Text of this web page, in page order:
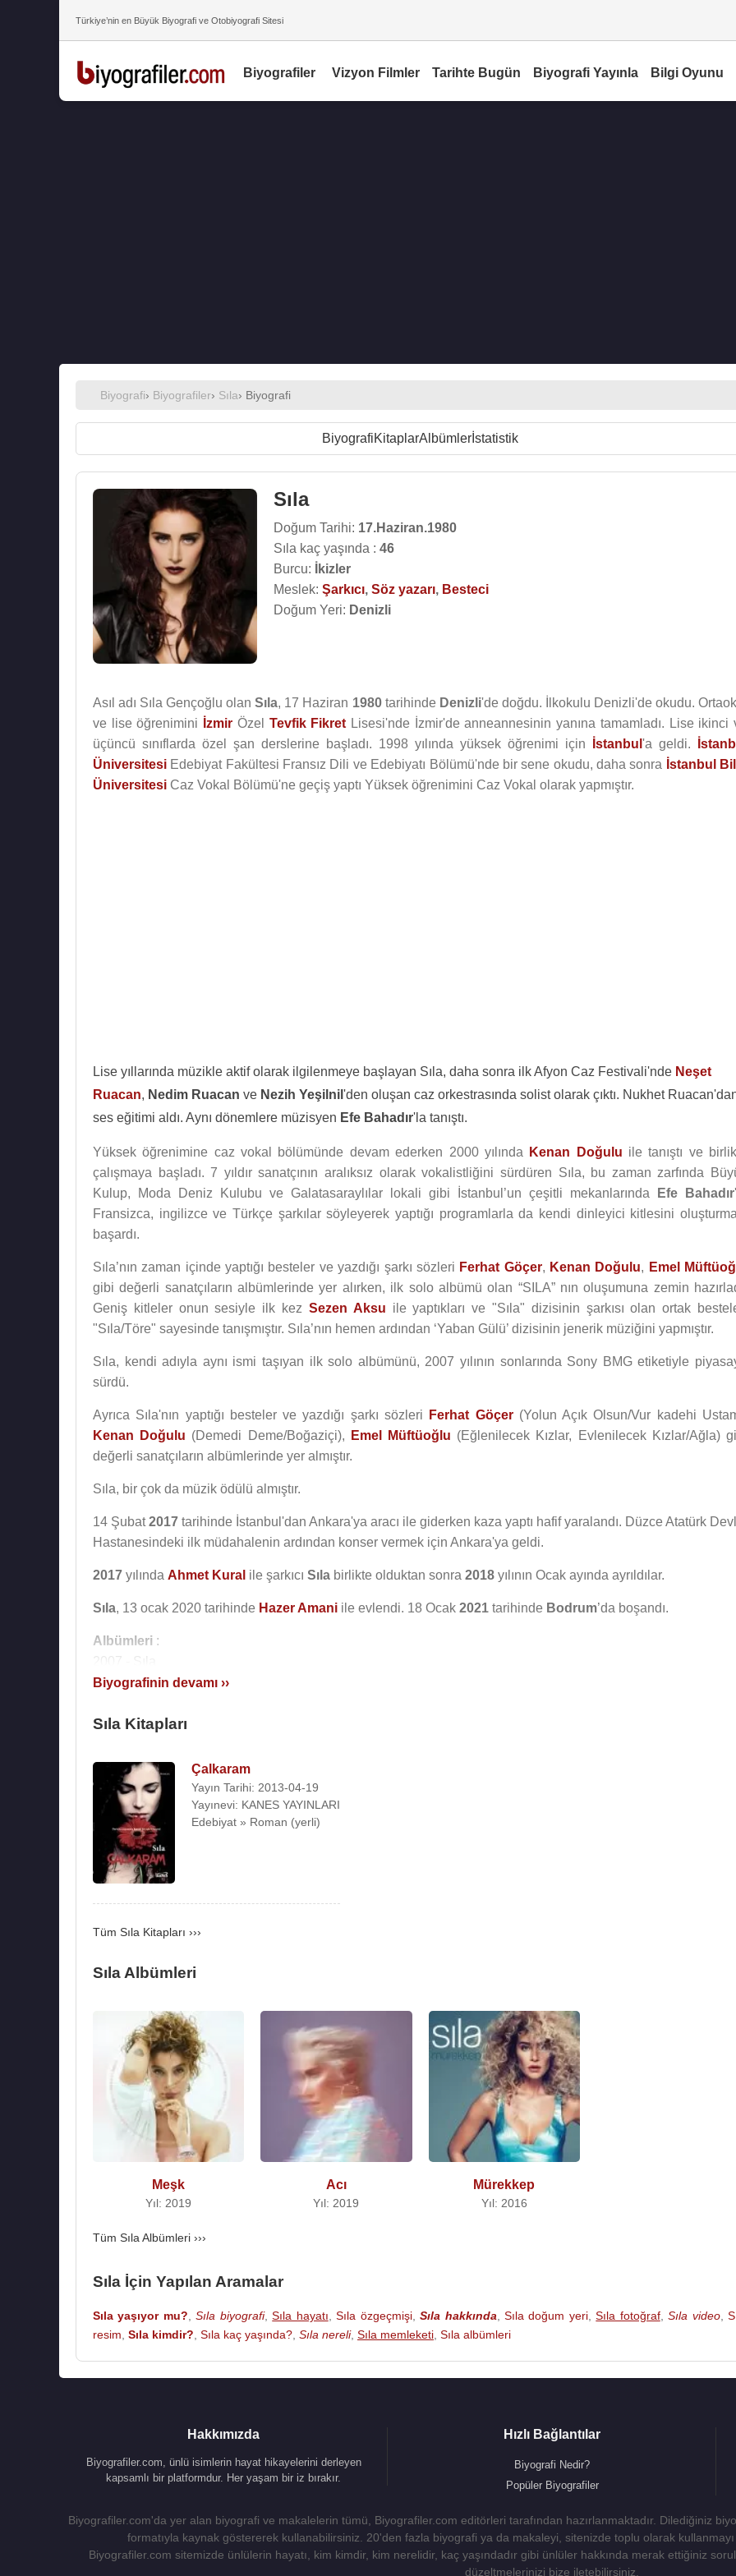
Türkiye’nin en Büyük Biyografi ve Otobiyografi Sitesi
Biyografiler Vizyon Filmler Tarihte Bugün Biyografi Yayınla Bilgi Oyunu
Biyografi› Biyografiler› Sıla› Biyografi
BiyografiKitaplarAlbümler İstatistik
Sıla
Doğum Tarihi: 17.Haziran.1980
Sıla kaç yaşında : 46
Burcu:
İkizler
Meslek: Şarkıcı, Söz yazarı, Besteci
Doğum Yeri: Denizli
Asıl adı Sıla Gençoğlu olanSıla, 17 Haziran 1980tarihinde Denizli'de doğdu. İlkokulu Denizli'de okudu.
ve lise öğrenimini
İzmir Özel Tevfik Fikret Lisesi'nde İzmir'de anneannesinin yanına tamamladı. Lise ikinci
üçüncü sınıflarda özel şan derslerine başladı. 1998 yılında yüksek öğrenimi için
İstanbul 'a geldi.
Üniversitesi Edebiyat Fakültesi Fransız Dili ve Edebiyatı Bölümü'nde bir sene okudu, daha sonra İstanbul
Üniversitesi Caz Vokal Bölümü'ne geçiş yaptı Yüksek öğrenimini Caz Vokal olarak yapmıştır.
Lise yıllarında müzikle aktif olarak ilgilenmeye başlayan Sıla, daha sonra ilk Afyon Caz Festivali'nde Neşet
Ruacan, Nedim Ruacan ve Nezih Yeşilnil 'den oluşan caz orkestrasında solist olarak çıktı. Nukhet
ses eğitimi aldı. Aynı dönemlere müzisyen Efe Bahadır'la tanıştı.
Yüksek öğrenimine caz vokal bölümünde devam ederken 2000 yılında Kenan Doğulu ile tanıştı ve
çalışmaya başladı. 7 yıldır sanatçının aralıksız olarak vokalistliğini sürdüren Sıla, bu zaman zarfında
Kulup, Moda Deniz Kulubu ve Galatasaraylılar lokali gibi İstanbul’un çeşitli mekanlarında
Efe Bahadır
Fransizca, ingilizce ve Türkçe şarkılar söyleyerek yaptığı programlarla da kendi dinleyici kitlesini
başardı.
Sıla’nın zaman içinde yaptığı besteler ve yazdığı şarkı sözleri Ferhat Göçer, Kenan Doğulu, Emel
gibi değerli sanatçıların albümlerinde yer alırken, ilk solo albümü olan “SILA” nın oluşumuna zemin
Geniş kitleler onun sesiyle ilk kez Sezen Aksu ile yaptıkları ve "Sıla" dizisinin şarkısı olan ortak
"Sıla/Töre" sayesinde tanışmıştır. Sıla’nın hemen ardından ‘Yaban Gülü’ dizisinin jenerik müziğini yapmıştır.
Sıla, kendi adıyla aynı ismi taşıyan ilk solo albümünü, 2007 yılının sonlarında Sony BMG etiketiyle
sürdü.
Ayrıca Sıla'nın yaptığı besteler ve yazdığı şarkı sözleri Ferhat Göçer(Yolun Açık Olsun/Vur kadehi
Kenan Doğulu (Demedi Deme/Boğaziçi), Emel Müftüoğlu (Eğlenilecek Kızlar, Evlenilecek Kızlar/Ağla)
değerli sanatçıların albümlerinde yer almıştır.
Sıla, bir çok da müzik ödülü almıştır.
14 Şubat2017 tarihinde İstanbul'dan Ankara'ya aracı ile giderken kaza yaptı hafif yaralandı. Düzce Atatürk
Hastanesindeki ilk müdahalenin ardından konser vermek için Ankara'ya geldi.
2017 yılında Ahmet Kural ile şarkıcı Sıla birlikte olduktan sonra 2018 yılının Ocak ayında ayrıldılar.
Sıla, 13 ocak 2020 tarihinde Hazer Amani ile evlendi. 18 Ocak 2021 tarihinde Bodrum’da boşandı.
Albümleri :
2009 - İmza
2012 - Joker
2014 - Yeni Ay
2016 - Mürekkep
2017 - Muhbir
2019 - Acı
2019 - meşk
Kaynak:Biyografiler.com
Biyografinin devamı ››
Sıla Kitapları
Çalkaram
Yayın Tarihi: 2013-04-19
Yayınevi: KANES YAYINLARI
Edebiyat » Roman (yerli)
Tüm Sıla Kitapları ›››
Sıla Albümleri
Meşk
Yıl: 2019
Acı
Yıl: 2019
Mürekkep
Yıl: 2016
Tüm Sıla Albümleri ›››
Sıla İçin Yapılan Aramalar
Sıla yaşıyor mu?,Sıla biyografi,Sıla hayatı,Sıla özgeçmişi,Sıla hakkında, Sıla doğum yeri,Sıla fotoğraf,Sıla video,
resim, Sıla kimdir?, Sıla kaç yaşında?, Sıla nereli, Sıla memleketi, Sıla albümleri
Hakkımızda
Biyografiler.com, ünlü isimlerin hayat hikayelerini derleyen
kapsamlı bir platformdur. Her yaşam bir iz bırakır.
Hızlı Bağlantılar
Biyografi Nedir?
Popüler Biyografiler
Biyografiler.com'da yer alan biyografi ve makalelerin tümü, Biyografiler.com editörleri tarafından hazırlanmaktadır. Dilediğiniz
formatıyla kaynak göstererek kullanabilirsiniz. 20'den fazla biyografi ya da makaleyi, sitenizde toplu olarak
Biyografiler.com sitemizde ünlülerin hayatı, kim kimdir, kim nerelidir, kaç yaşındadır gibi ünlüler hakkında merak ettiğiniz
düzeltmelerinizi bize iletebilirsiniz.